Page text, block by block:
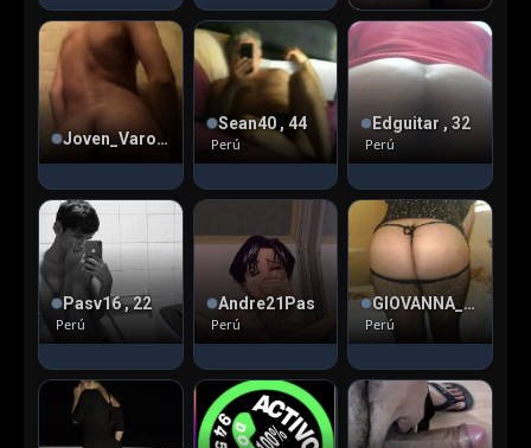
Joven_Varonil_3
Sean40 , 44
Perú
Edguitar , 32
Perú
Pasv16 , 22
Perú
Andre21Pas
Perú
GIOVANNA_PAZ , 56
Perú